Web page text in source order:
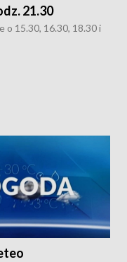
21.30
o 15.30, 16.30, 18.30 i